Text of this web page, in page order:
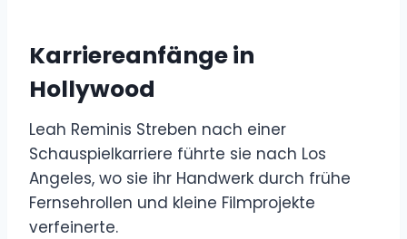
Karriereanfänge in
Hollywood
Leah Reminis Streben nach einer
Schauspielkarriere führte sie nach Los
Angeles, wo sie ihr Handwerk durch frühe
Fernsehrollen und kleine Filmprojekte
verfeinerte.